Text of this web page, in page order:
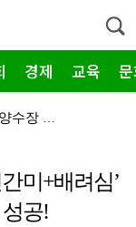
경제 교육
민형배 전남광주특별시장, '가뭄 비상' 현경양수장 용수…
전남광주특별시 '영농형태양광' 시동… 시·군 협력 간담…
신안군-울릉군, '국토외곽 섬' 살린다… 공동 대응 강…
미+배려심’
성공!